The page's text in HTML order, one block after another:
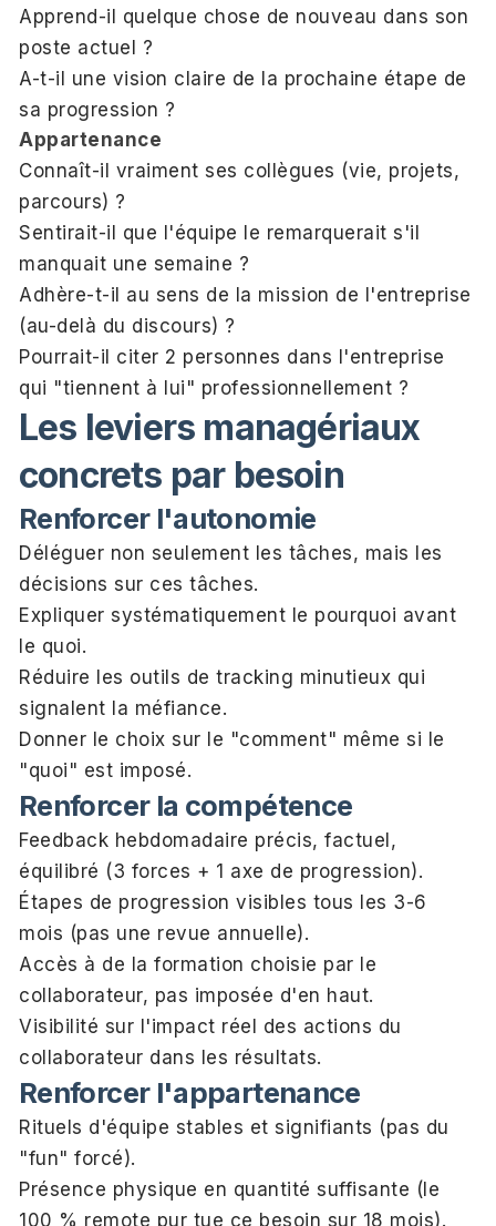
Apprend-il quelque chose de nouveau dans son
poste actuel ?
A-t-il une vision claire de la prochaine étape de
sa progression ?
Appartenance
Connaît-il vraiment ses collègues (vie, projets,
parcours) ?
Sentirait-il que l'équipe le remarquerait s'il
manquait une semaine ?
Adhère-t-il au sens de la mission de l'entreprise
(au-delà du discours) ?
Pourrait-il citer 2 personnes dans l'entreprise
qui "tiennent à lui" professionnellement ?
Les leviers managériaux
concrets par besoin
Renforcer l'autonomie
Déléguer non seulement les tâches, mais les
décisions sur ces tâches.
Expliquer systématiquement le pourquoi avant
le quoi.
Réduire les outils de tracking minutieux qui
signalent la méfiance.
Donner le choix sur le "comment" même si le
"quoi" est imposé.
Renforcer la compétence
Feedback hebdomadaire précis, factuel,
équilibré (3 forces + 1 axe de progression).
Étapes de progression visibles tous les 3-6
mois (pas une revue annuelle).
Accès à de la formation choisie par le
collaborateur, pas imposée d'en haut.
Visibilité sur l'impact réel des actions du
collaborateur dans les résultats.
Renforcer l'appartenance
Rituels d'équipe stables et signifiants (pas du
"fun" forcé).
Présence physique en quantité suffisante (le
100 % remote pur tue ce besoin sur 18 mois).